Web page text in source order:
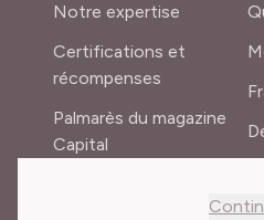
Notre expertise
Certifications et
récompenses
Palmarès du magazine
Capital